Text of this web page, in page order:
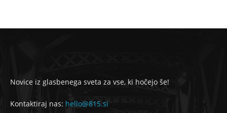
Novice iz glasbenega sveta za vse, ki hočejo še!
Kontaktiraj nas: hello@815.si